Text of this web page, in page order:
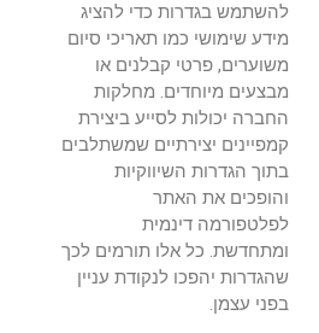
להשתמש בגדרות כדי להציג
מידע שימושי כמו תאריכי סיום
משוערים, פרטי קבלנים או
מבצעים מיוחדים. מחלקות
החברה יכולות לסייע ביצירת
קמפיינים יצירתיים שמשתלבים
בתוך הגדרות השיווקיות
והופכים את האתר
לפלטפורמה דינמית
ומתחדשת. כל אלו תורמים לכך
שהגדרות יהפכו לנקודת עניין
בפני עצמן.